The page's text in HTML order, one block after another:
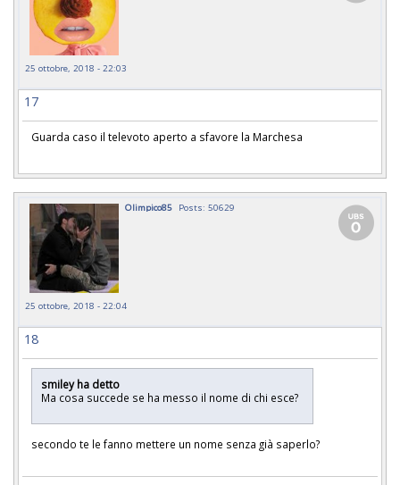
25 ottobre, 2018 - 22:03
17
Guarda caso il televoto aperto a sfavore la Marchesa
Olimpico85 Posts: 50629
25 ottobre, 2018 - 22:04
18
smiley ha detto
Ma cosa succede se ha messo il nome di chi esce?
secondo te le fanno mettere un nome senza già saperlo?